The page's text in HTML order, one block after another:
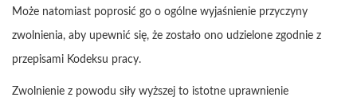
Może natomiast poprosić go o ogólne wyjaśnienie przyczyny
zwolnienia, aby upewnić się, że zostało ono udzielone zgodnie z
przepisami Kodeksu pracy.
Zwolnienie z powodu siły wyższej to istotne uprawnienie